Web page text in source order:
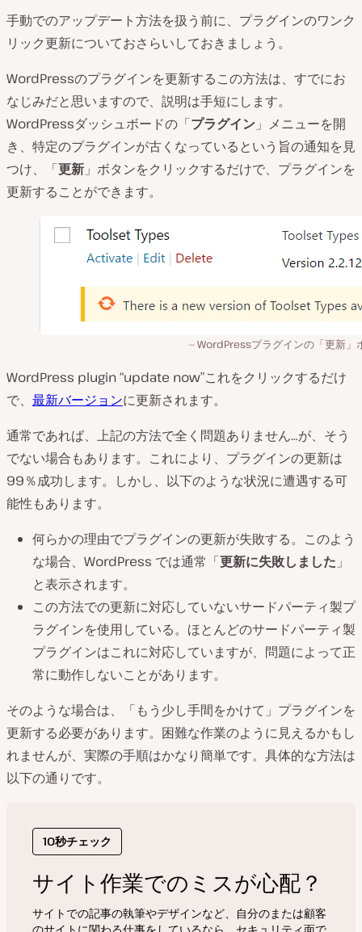
手動でのアップデート方法を扱う前に、プラグインのワンク
リック更新についておさらいしておきましょう。
WordPressのプラグインを更新するこの方法は、すでにお
なじみだと思いますので、説明は手短にします。
WordPressダッシュボードの「プラグイン 」メニューを開
き、特定のプラグインが古くなっているという旨の通知を見
つけ、「更新 」ボタンをクリックするだけで、プラグインを
更新することができます。
WordPressプラグインの「更新」
WordPress plugin“update now”これをクリックするだけ
で、 最新バージョンに更新されます。
通常であれば、上記の方法で全く問題ありません…が、そう
でない場合もあります。これにより、プラグインの更新は
99％成功します。しかし、以下のような状況に遭遇する可
能性もあります。
何らかの理由でプラグインの更新が失敗する。このよう
な場合、WordPress では通常「更新に失敗しました 」
と表示されます。
この方法での更新に対応していないサードパーティ製プ
ラグインを使用している。ほとんどのサードパーティ製
プラグインはこれに対応していますが、問題によって正
常に動作しないことがあります。
そのような場合は、「もう少し手間をかけて」プラグインを
更新する必要があります。困難な作業のように見えるかもし
れませんが、実際の手順はかなり簡単です。具体的な方法は
以下の通りです。